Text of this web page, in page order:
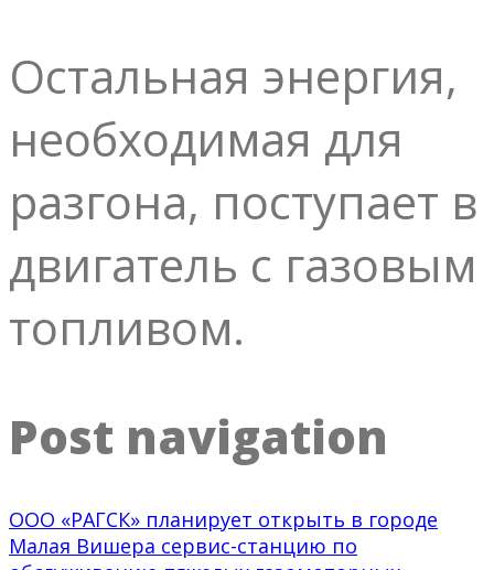
Остальная энергия,
необходимая для
разгона, поступает в
двигатель с газовым
топливом.
Post navigation
ООО «РАГСК» планирует открыть в городе
Малая Вишера сервис-станцию по